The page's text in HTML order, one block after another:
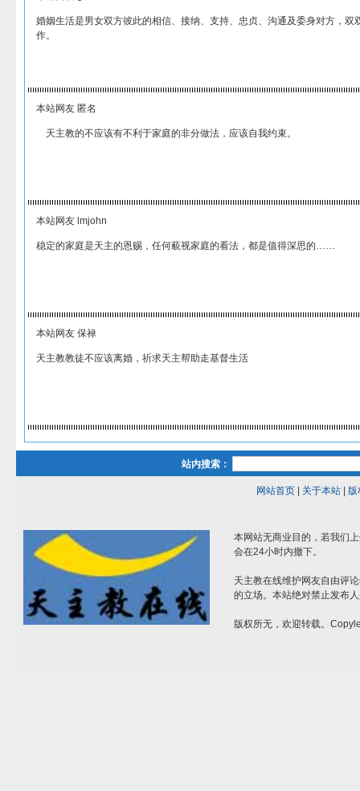
婚姻生活是男女双方彼此的相信、接纳、支持、忠贞、沟通及委身对方，双
作。
本站网友 匿名
天主教的不应该有不利于家庭的非分做法，应该自我约束。
本站网友 lmjohn
稳定的家庭是天主的恩赐，任何藐视家庭的看法，都是值得深思的……
本站网友 保禄
天主教教徒不应该离婚，祈求天主帮助走基督生活
站内搜索：
网站首页| 关于本站| 版
本网站无商业目的，若我们
会在24小时内撤下。
天主教在线维护网友自由评
的立场。本站绝对禁止发布
版权所无，欢迎转载。